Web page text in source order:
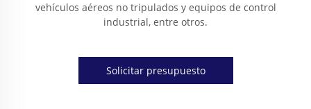
vehículos aéreos no tripulados y equipos de control
industrial, entre otros.
Solicitar presupuesto